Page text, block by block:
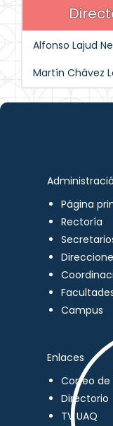
Alfonso Lajud
Martín Chávez
Página
Rectoría
Campus
Enlaces
Correo de
Directorio
TV UAQ